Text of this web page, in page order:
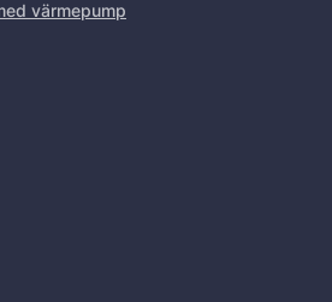
värmepump